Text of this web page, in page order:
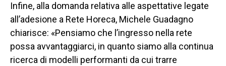
Infine, alla domanda relativa alle aspettative legate
all’adesione a Rete Horeca, Michele Guadagno
chiarisce: «Pensiamo che l’ingresso nella rete
possa avvantaggiarci, in quanto siamo alla continua
ricerca di modelli performanti da cui trarre